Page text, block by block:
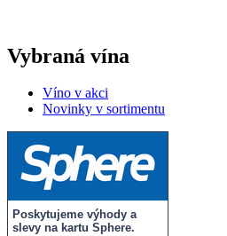
Vybraná vína
Víno v akci
Novinky v sortimentu
Poskytujeme výhody a
slevy na kartu Sphere.